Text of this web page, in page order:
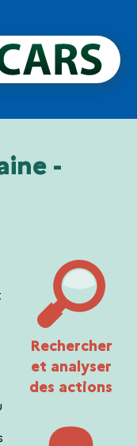
-
Rechercher
et analyser
des actions